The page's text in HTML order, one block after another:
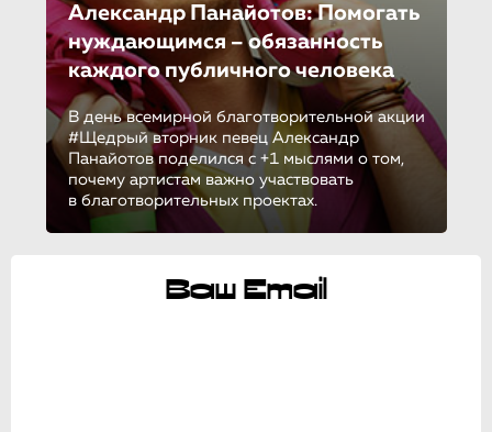
Александр Панайотов: Помогать
нуждающимся – обязанность
каждого публичного человека
В день всемирной благотворительной акции
#Щедрый вторник певец Александр
Панайотов поделился с +1 мыслями о том,
почему артистам важно участвовать
в благотворительных проектах.
Ваш Email